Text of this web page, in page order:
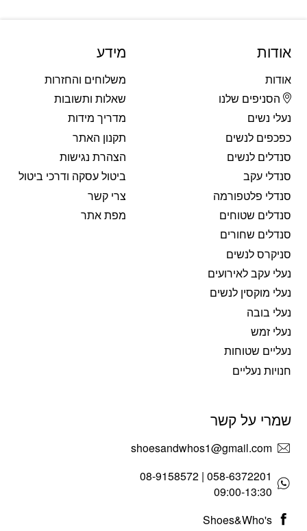
אודות
אודות
הסניפים שלנו
נעלי נשים
כפכפים לנשים
סנדלים לנשים
סנדלי עקב
סנדלי פלטפורמה
סנדלים שטוחים
סנדלים שחורים
סניקרס לנשים
נעלי עקב לאירועים
נעלי מוקסין לנשים
נעלי בובה
נעלי זמש
נעליים שטוחות
חנויות נעליים
מידע
משלוחים והחזרות
שאלות ותשובות
מדריך מידות
תקנון האתר
הצהרת נגישות
ביטול עסקה ודרכי ביטול
צרי קשר
מפת אתר
שמרי על קשר
shoesandwhos1@gmail.com
058-6372201 | 08-9158572
09:00-13:30
Shoes&Who's